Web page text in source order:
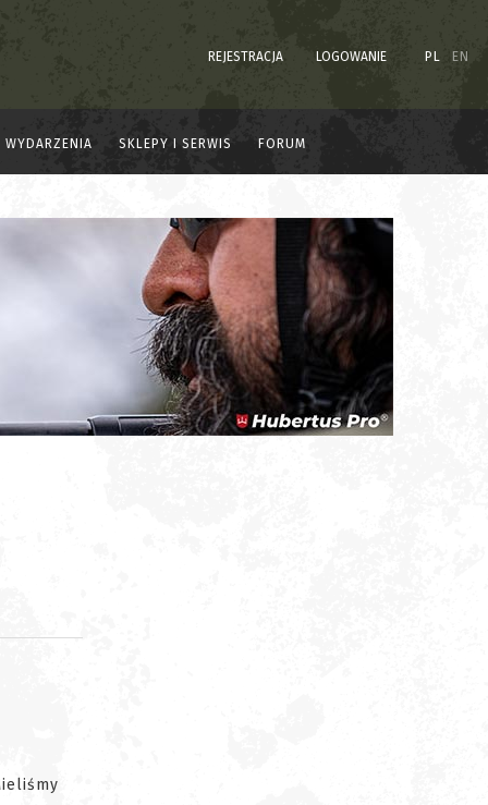
REJESTRACJA LOGOWANIE PL EN
WYDARZENIA SKLEPY I SERWIS FORUM